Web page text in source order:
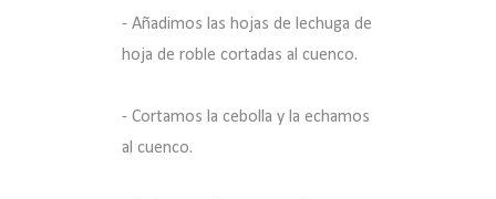
- Añadimos las hojas de lechuga de
hoja de roble cortadas al cuenco.
- Cortamos la cebolla y la echamos
al cuenco.